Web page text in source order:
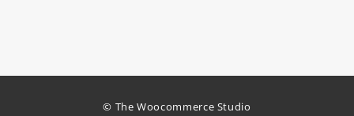
© The Woocommerce Studio